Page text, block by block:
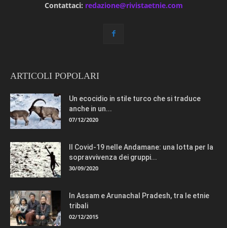
Contattaci: redazione@rivistaetnie.com
ARTICOLI POPOLARI
Un ecocidio in stile turco che si traduce
anche in un...
07/12/2020
Il Covid-19 nelle Andamane: una lotta per la
sopravvivenza dei gruppi...
30/09/2020
In Assam e Arunachal Pradesh, tra le etnie
tribali
02/12/2015